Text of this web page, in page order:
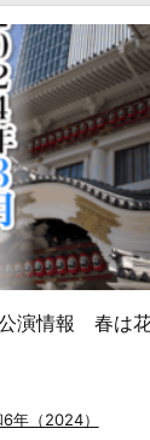
演情報 春は
年（2024）